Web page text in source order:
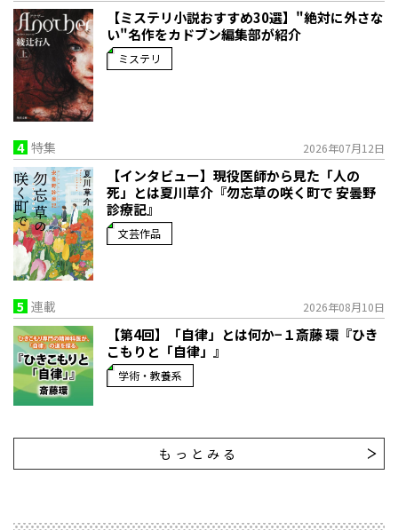
【ミステリ小説おすすめ30選】"絶対に外さな
い"名作をカドブン編集部が紹介
ミステリ
4 特集 2026年07月12日
【インタビュー】現役医師から見た「人の
死」とは――夏川草介『勿忘草の咲く町で 安曇野
診療記』
文芸作品
5 連載 2026年08月10日
【第4回】「自律」とは何か−１――斎藤 環『ひき
こもりと「自律」』
学術・教養系
もっとみる